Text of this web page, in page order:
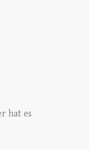
hat es